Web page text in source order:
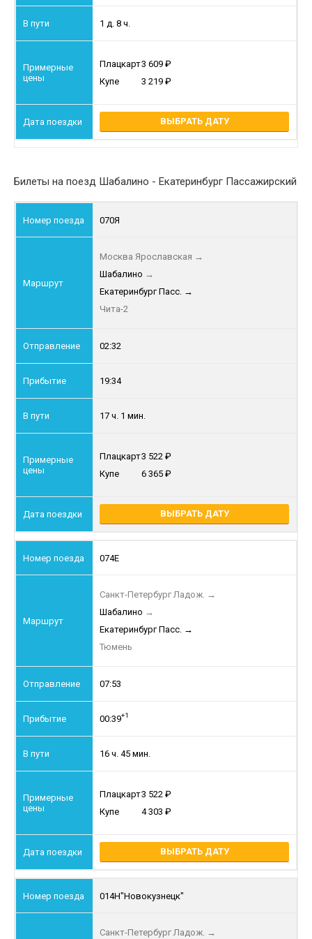
1 д. 8 ч.
Плацкарт3 609
Купе
3 219
ВЫБРАТЬ ДАТУ
Билеты на поезд Шабалино - Екатеринбург Пассажирский
070Я
Москва Ярославская →
Шабалино →
Екатеринбург Пасс. →
Чита-2
02:32
19:34
17 ч. 1 мин.
Плацкарт3 522
Купе
6 365
ВЫБРАТЬ ДАТУ
074Е
Санкт-Петербург Ладож. →
Шабалино →
Екатеринбург Пасс. →
Тюмень
07:53
00:39+1
16 ч. 45 мин.
Плацкарт3 522
Купе
4 303
ВЫБРАТЬ ДАТУ
014Н"Новокузнецк"
Санкт-Петербург Ладож. →